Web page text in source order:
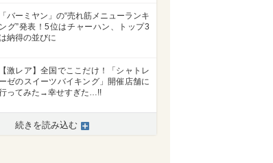
「バーミヤン」の“売れ筋メニューランキ
ング”発表！5位はチャーハン、トップ3
納得の並びに
【激レア】全国でここだけ！「シャトレ
ーゼのスイーツバイキング」開催店舗に
ってみた→幸せすぎた…!!
続きを読み込む